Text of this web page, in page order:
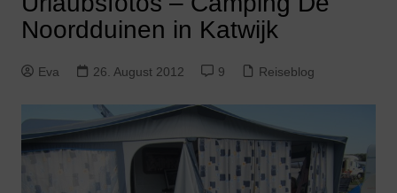
Noordduinen in Katwijk
Eva 26. August 2012 9 Reiseblog